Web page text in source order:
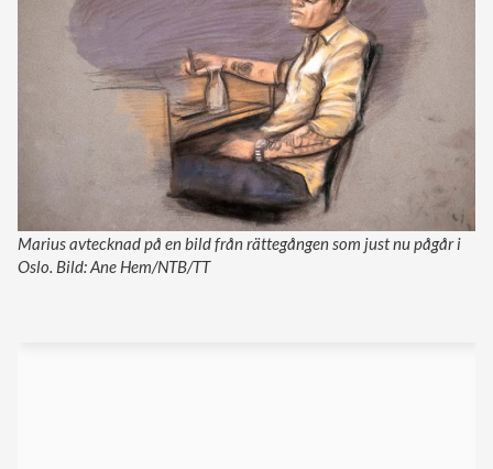
Marius avtecknad på en bild från rättegången som just nu pågår i
Oslo. Bild: Ane Hem/NTB/TT